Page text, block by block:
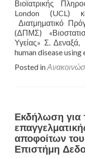
Βιοϊατρικής
London (UCL)
Διατμηματικό
(ΔΠΜΣ)
Υγείας» Σ.
human disease
Posted in
Εκδήλωση για
αποφοίτων
Επιστήμη